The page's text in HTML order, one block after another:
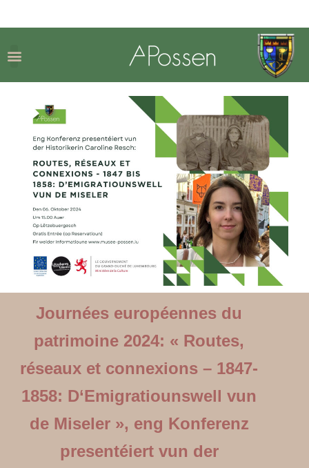
Journées européennes du
patrimoine 2024: « Routes,
réseaux et connexions – 1847-
1858: D‘Emigratiounswell vun
de Miseler », eng Konferenz
presentéiert vun der